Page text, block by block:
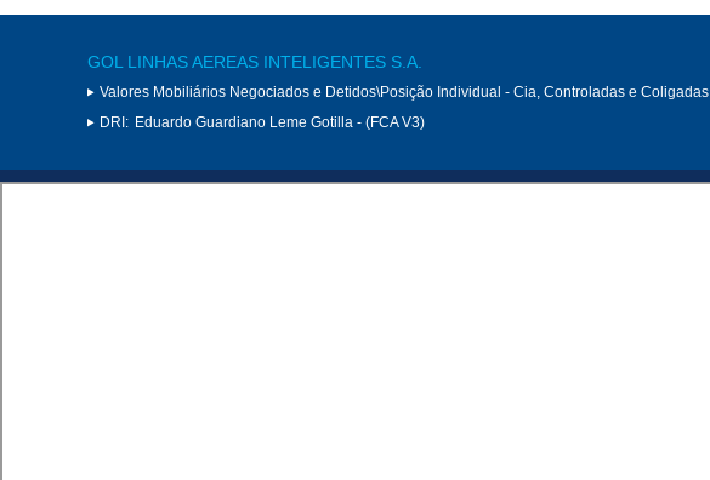
GOL LINHAS AEREAS INTELIGENTES S.A.
Valores Mobiliários Negociados e Detidos\Posição Individual - Cia, Controladas e Coligadas
DRI: Eduardo Guardiano Leme Gotilla - (FCA V3)